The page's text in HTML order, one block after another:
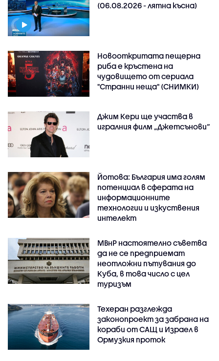
(06.08.2026 - лятна късна)
Новооткритата пещерна
риба е кръстена на
чудовището от сериала
"Странни неща" (СНИМКИ)
Джим Кери ще участва в
игралния филм „Джетсънови“
Йотова: България има голям
потенциал в сферата на
информационните
технологии и изкуствения
интелект
МВнР настоятелно съветва
да не се предприемат
неотложни пътувания до
Куба, в това число с цел
туризъм
Техеран разглежда
законопроект за забрана на
кораби от САЩ и Израел в
Ормузкия проток